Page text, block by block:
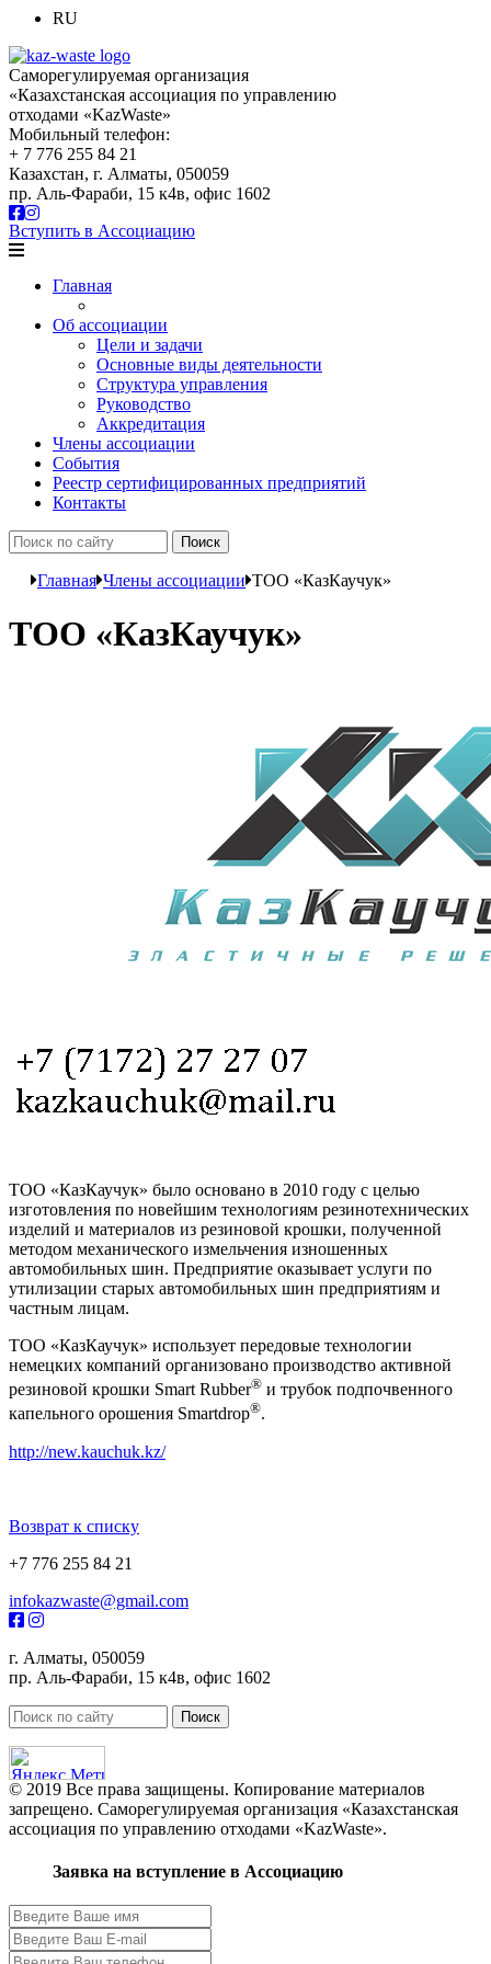
RU
Саморегулируемая организация
«Казахстанская ассоциация по управлению
отходами «KazWaste»
Мобильный телефон:
+ 7 776 255 84 21
Казахстан, г. Алматы, 050059
пр. Аль-Фараби, 15 к4в, офис 1602
Вступить в Ассоциацию
Главная
Об ассоциации
Цели и задачи
Основные виды деятельности
Структура управления
Руководство
Аккредитация
Члены ассоциации
События
Реестр сертифицированных предприятий
Контакты
Главная Члены ассоциации ТОО «КазКаучук»
ТОО «КазКаучук»
ТОО «КазКаучук» было основано в 2010 году с целью
изготовления по новейшим технологиям резинотехнических
изделий и материалов из резиновой крошки, полученной
методом механического измельчения изношенных
автомобильных шин. Предприятие оказывает услуги по
утилизации старых автомобильных шин предприятиям и
частным лицам.
ТОО «КазКаучук» использует передовые технологии
немецких компаний организовано производство активной
резиновой крошки Smart Rubber® и трубок подпочвенного
капельного орошения Smartdrop®.
http://new.kauchuk.kz/
Возврат к списку
+7 776 255 84 21
infokazwaste@gmail.com
г. Алматы, 050059
пр. Аль-Фараби, 15 к4в, офис 1602
© 2019 Все права защищены. Копирование материалов
запрещено. Саморегулируемая организация «Казахстанская
ассоциация по управлению отходами «KazWaste».
Заявка на вступление в Ассоциацию